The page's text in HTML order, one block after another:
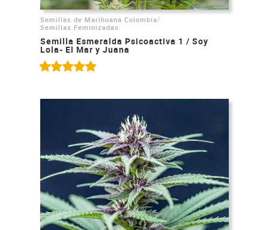
Semillas de Marihuana Colombia/
Semillas Feminizadas
Semilla Esmeralda Psicoactiva 1 / Soy
Lola- El Mar y Juana